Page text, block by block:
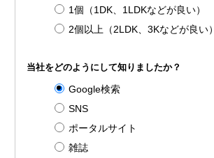
1個（1DK、1LDKなどが良い）
2個以上（2LDK、3Kなどが良い）
当社をどのようにして知りましたか？
Google検索
SNS
ポータルサイト
雑誌